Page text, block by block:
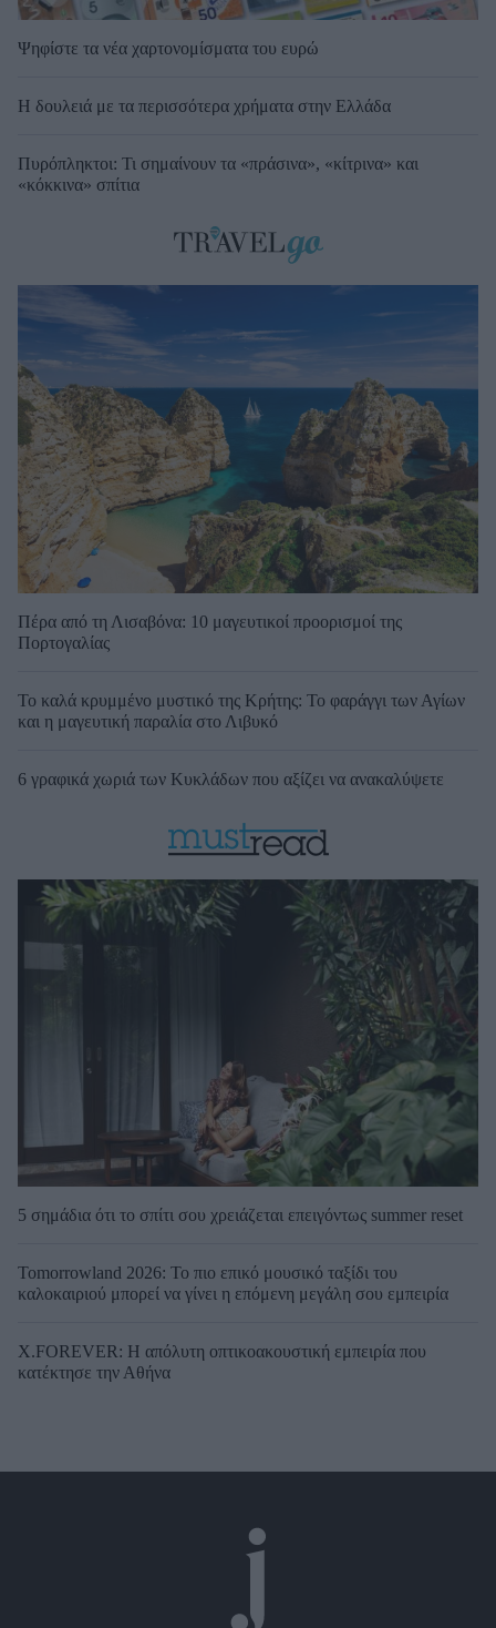
Ψηφίστε τα νέα χαρτονομίσματα του ευρώ
Η δουλειά με τα περισσότερα χρήματα στην Ελλάδα
Πυρόπληκτοι: Τι σημαίνουν τα «πράσινα», «κίτρινα» και
«κόκκινα» σπίτια
Πέρα από τη Λισαβόνα: 10 μαγευτικοί προορισμοί της
Πορτογαλίας
Το καλά κρυμμένο μυστικό της Κρήτης: Το φαράγγι των Αγίων
και η μαγευτική παραλία στο Λιβυκό
6 γραφικά χωριά των Κυκλάδων που αξίζει να ανακαλύψετε
5 σημάδια ότι το σπίτι σου χρειάζεται επειγόντως summer reset
Tomorrowland 2026: Το πιο επικό μουσικό ταξίδι του
καλοκαιριού μπορεί να γίνει η επόμενη μεγάλη σου εμπειρία
X.FOREVER: Η απόλυτη οπτικοακουστική εμπειρία που
κατέκτησε την Αθήνα